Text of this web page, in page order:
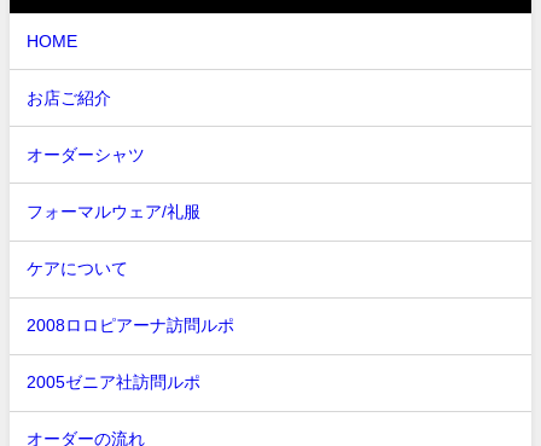
HOME
お店ご紹介
オーダーシャツ
フォーマルウェア/礼服
ケアについて
2008ロロピアーナ訪問ルポ
2005ゼニア社訪問ルポ
オーダーの流れ